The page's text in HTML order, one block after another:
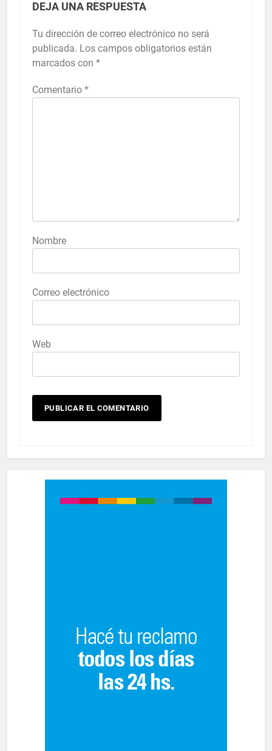
DEJA UNA RESPUESTA
Tu dirección de correo electrónico no será
publicada. Los campos obligatorios están
marcados con *
Comentario *
Nombre
Correo electrónico
Web